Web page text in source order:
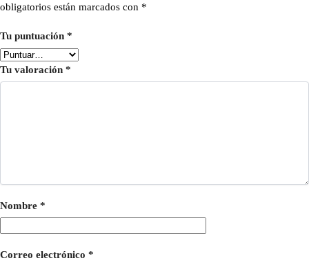
obligatorios están marcados con *
Tu puntuación *
Tu valoración *
Nombre *
Correo electrónico *